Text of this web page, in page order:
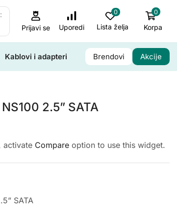
Prijavi se Uporedi
0
Lista želja
0
Korpa
Kablovi i adapteri Brendovi Akcije
2.5” SATA
activate Compareoption to use this widget.
SATA